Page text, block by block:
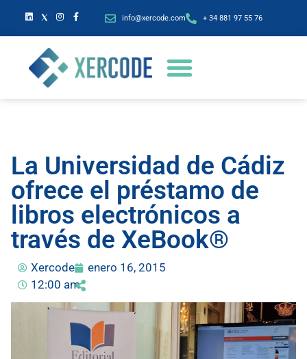
info@xercode.com + 34 881 97 55 76
La Universidad de Cádiz
ofrece el préstamo de
libros electrónicos a
través de XeBook®
Xercode
enero 16, 2015
12:00 am